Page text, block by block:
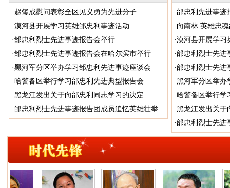
· 赵玺成慰问表彰全区见义勇为先进分子
·漠河县开展学习英雄邰忠利事迹活动
·邰忠利烈士先进事迹报告会举行
·邰忠利烈士先进事迹报告会在哈尔滨市举行
·黑河军分区举办学习邰忠利先进事迹座谈会
·哈警备区举行学习邰忠利先进典型报告会
·黑龙江发出关于向邰忠利同志学习的决定
·邰忠利烈士先进事迹报告团成员追忆英雄壮举
·邰忠利先进事迹
· 向南林:英雄忠
·漠河县开展学习
·邰忠利烈士先进
·邰忠利烈士先进
·黑河军分区举办
·哈警备区举行学
·黑龙江发出关于
·邰忠利烈士先进